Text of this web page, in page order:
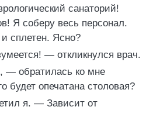
санаторий!
Я соберу весь персонал.
сплетен. Ясно?
— откликнулся врач.
— обратилась ко мне
будет опечатана столовая?
я. — Зависит от